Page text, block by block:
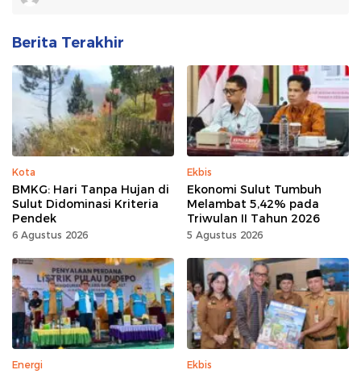
Berita Terakhir
Kota
BMKG: Hari Tanpa Hujan di
Sulut Didominasi Kriteria
Pendek
6 Agustus 2026
Ekbis
Ekonomi Sulut Tumbuh
Melambat 5,42% pada
Triwulan II Tahun 2026
5 Agustus 2026
Energi Ekbis